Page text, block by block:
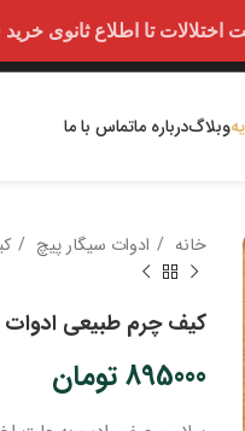
تا اطلاع ثانوی خرید فقط از طریق
وبلاگدرباره ماتماس با ما
خانه ادوات سیگار پیچ
کیف چرم طبیعی ادوات
895000 تومان